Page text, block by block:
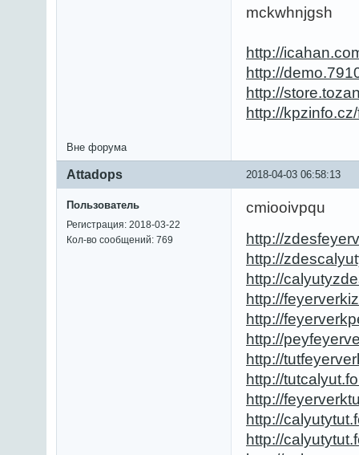
mckwhnjgsh
http://
http://
http://
http://
Вне форума
2018-04-03 06:58:13
Attadops
Пользователь
Регистрация: 2018-03-22
Кол-во сообщений: 769
cmiooivpqu
http://
http://
http://
http://
http://
http://
http://
http://
http://
http://
http://